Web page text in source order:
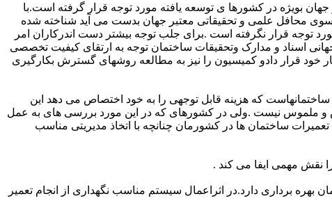
بویژه در کشورها ی توسعه یافته مورد توجه قرار گرفته است.با
محافل علمی و تحقیقاتی معتبر جهان بدست می آید شناخته شده
توجه قرار نگرفته است .برای جلب توجه بیشتر دست اندرکاران امر
مسئله مهم در اواخر دهه 1970 شواری جهانی اسناد و مدارک وتحقیقات ساختمان توجه به ارتقای کیفیت تخصصی
خود قرار دادو کمیسیون را نیز به مطالعه روشهای گسترش بکارگیری
ساختمانهاست که هزینه قابل توجهی را به خود اختصاص می دهد این
ملموس نیست .ولی در کشورهای که در این مورد بررسی های به عمل
اند. حال با توجه به سطح بالای هزینه تعمیرات ساختمان ها در کشورمان چنانچه با اتخاذ مدیریتی مناسب
نقش مهمی ایفا می کند .
برداری دارد.در اثراعمال سیستم مناسب نگهداری از انجام تعمیر